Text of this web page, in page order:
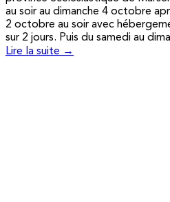
au soir au dimanche 4 octobre
2 octobre au soir avec
sur 2 jours. Puis du samedi au
Lire la suite →